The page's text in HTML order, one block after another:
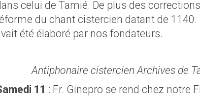
celui de Tamié. De plus des
du chant cistercien datant de 1140.
été élaboré par nos fondateurs.
Antiphonaire cistercien Archives de
11 : Fr. Ginepro se rend chez notre